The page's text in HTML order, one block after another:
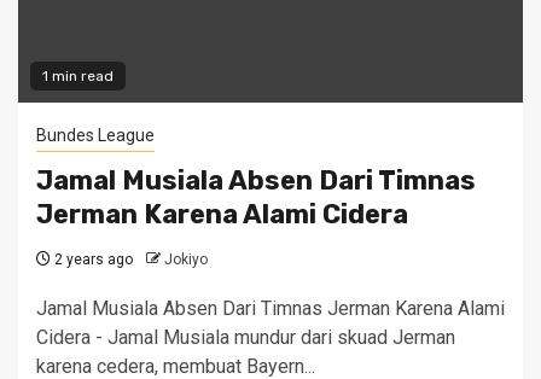
1 min read
Bundes League
Jamal Musiala Absen Dari Timnas
Jerman Karena Alami Cidera
2 years ago Jokiyo
Jamal Musiala Absen Dari Timnas Jerman Karena Alami
Cidera - Jamal Musiala mundur dari skuad Jerman
karena cedera, membuat Bayern...